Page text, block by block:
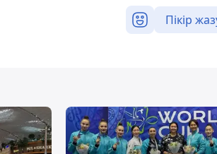
Пікір